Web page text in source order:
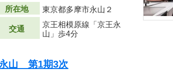
所在地
東京都多摩市永山２
交通
京王相模原線「京王永
山」歩4分
山 第1期3次